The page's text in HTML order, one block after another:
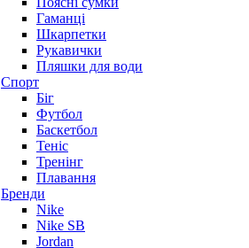
Гаманці
Шкарпетки
Рукавички
Пляшки для води
Спорт
Біг
Футбол
Баскетбол
Теніс
Тренінг
Плавання
Бренди
Nike
Nike SB
Jordan